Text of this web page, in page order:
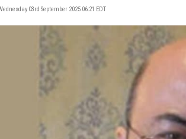
03rd September 2025 06:21 EDT